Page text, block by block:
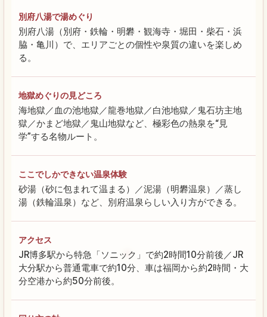
別府八湯で湯めぐり
別府八湯（別府・鉄輪・明礬・観海寺・堀田・柴石・浜
脇・亀川）で、エリアごとの個性や泉質の違いを楽しめ
る。
地獄めぐりの見どころ
海地獄／血の池地獄／龍巻地獄／白池地獄／鬼石坊主地
獄／かまど地獄／鬼山地獄など、極彩色の熱泉を“見
学”する名物ルート。
ここでしかできない温泉体験
砂湯（砂に包まれて温まる）／泥湯（明礬温泉）／蒸し
湯（鉄輪温泉）など、別府温泉らしい入り方ができる。
アクセス
JR博多駅から特急「ソニック」で約2時間10分前後／JR
大分駅から普通電車で約10分、車は福岡から約2時間・大
分空港から約50分前後。